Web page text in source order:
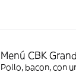
Menú CBK
Pollo, bacon, con